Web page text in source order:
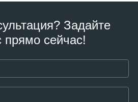
Задайте
прямо сейчас!